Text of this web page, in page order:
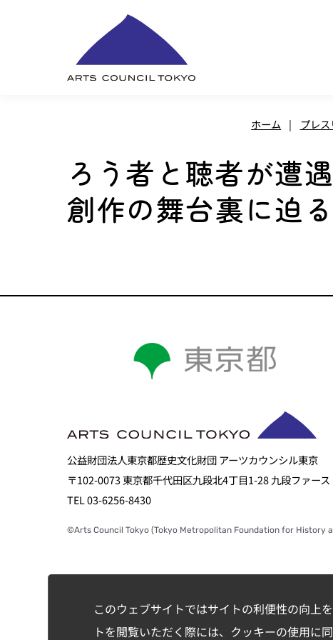
このウェブサイトではサイトの利便性の向上
トを閲覧いただく際には、クッキーの使用に
ホーム | プレス
ろう者と聴者が遭
創作の舞台裏に迫
公益財団法人東京都歴史文化財団 アーツカウンシル東京
〒102-0073 東京都千代田区九段北4丁目1-28 九段ファー
TEL 03-6256-8430
©Arts Council Tokyo (Tokyo Metropolitan Foundation for History